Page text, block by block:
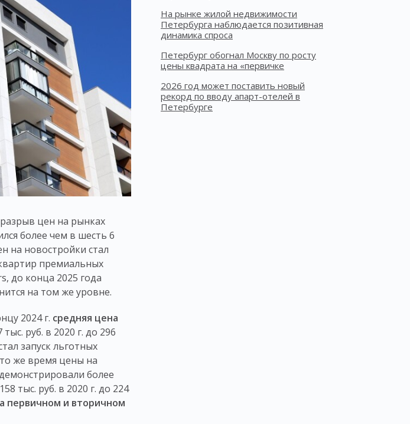
цен на рынках
более чем в шесть 6
на новостройки стал
премиальных
до конца 2025 года
на том же уровне.
2024 г. средняя цена
тыс. руб. в 2020 г. до 296
запуск льготных
же время цены на
более
тыс. руб. в 2020 г. до 224
первичном и вторичном
На рынке жилой недвижимости
Петербурга наблюдается позитивная
динамика спроса
Петербург обогнал Москву по росту
цены квадрата на «первичке
2026 год может поставить новый
рекорд по вводу апарт-отелей в
Петербурге